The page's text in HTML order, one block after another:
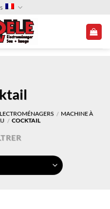
/ MACHINE À
/ COCKTAIL